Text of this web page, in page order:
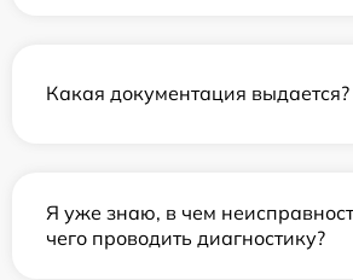
Какая документация выдается?
Я уже знаю, в чем
чего проводить диагностику?